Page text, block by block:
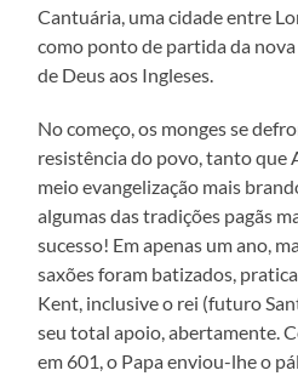
Cantuária, uma cidade entre
como ponto de partida da
de Deus aos Ingleses.
No começo, os monges se
resistência do povo, tanto que
meio evangelização mais
algumas das tradições pagãs
sucesso! Em apenas um ano,
saxões foram batizados,
Kent, inclusive o rei (futuro
seu total apoio, abertamente.
em 601, o Papa enviou-lhe o